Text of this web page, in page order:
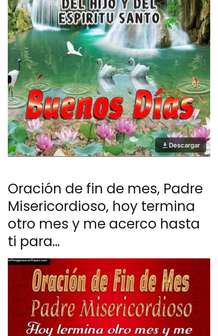
Descargar
Oración de fin de mes, Padre
Misericordioso, hoy termina
otro mes y me acerco hasta
ti para...